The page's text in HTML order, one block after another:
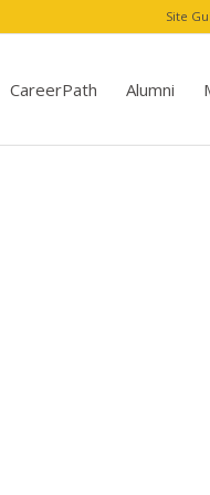
Site
CareerPath Alumni